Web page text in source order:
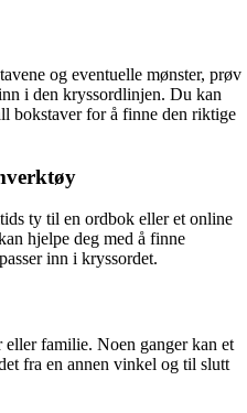
og eventuelle mønster, prøv
i den kryssordlinjen. Du kan
bokstaver for å finne den riktige
ty til en ordbok eller et online
hjelpe deg med å finne
inn i kryssordet.
familie. Noen ganger kan et
fra en annen vinkel og til slutt